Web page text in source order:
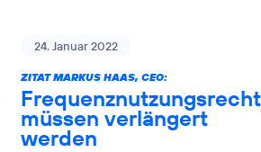
24. Januar 2022
ZITAT MARKUS HAAS, CEO:
müssen verlängert
werden